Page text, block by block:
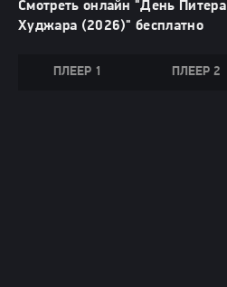
Смотреть онлайн "День Питера
Худжара (2026)" бесплатно
ПЛЕЕР 1 ПЛЕЕР 2